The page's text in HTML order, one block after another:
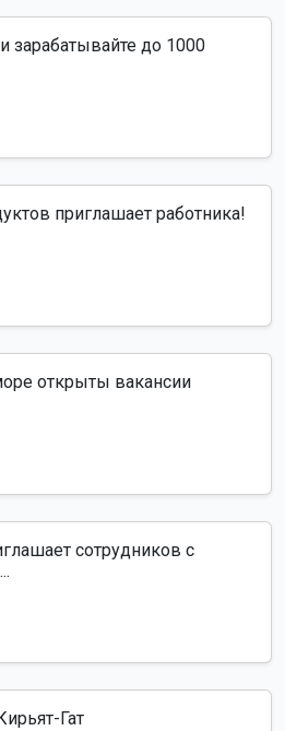
зарабатывайте до 1000
приглашает работника!
открыты вакансии
сотрудников с
Гат